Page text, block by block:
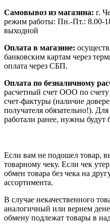
Самовывоз из магазина: г.
режим работы: Пн.-Пт.: 8.00-
выходной
Оплата в магазине:
банковским картам через
оплата через СБП.
Оплата по безналичному
расчетный счет ООО по
счет-фактуры (наличие
получателя обязательно!).
работали ранее, нужны будут
Если вам не подошел товар,
товарному чеку. Если чек
обмен товара без чека на
ассортимента.
В случае некачественного
аналогичный или вернем
обмену подлежат товары в